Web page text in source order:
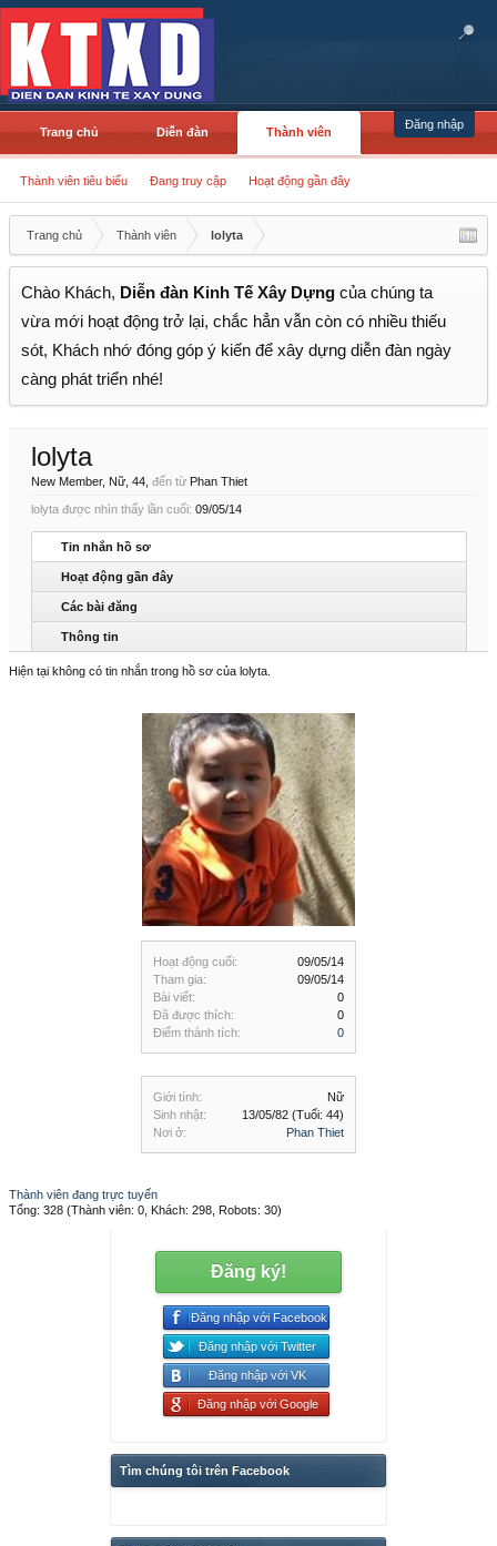
Đăng nhập
Trang chủ Diễn đàn Thành viên
Thành viên tiêu biểu Đang truy cập Hoạt động gần đây
Trang chủ Thành viên lolyta
Chào Khách, Diễn đàn Kinh Tế Xây Dựng của chúng ta
vừa mới hoạt động trở lại, chắc hẳn vẫn còn có nhiều thiếu
sót, Khách nhớ đóng góp ý kiến để xây dựng diễn đàn ngày
càng phát triển nhé!
Hoạt động cuối:
09/05/14
Tham gia:
09/05/14
Bài viết:
0
Đã được thích:
0
Điểm thành tích:
0
Giới tính:
Nữ
Sinh nhật:
13/05/82 (Tuổi: 44)
Nơi ở:
Phan Thiet
lolyta
New Member, Nữ, 44, đến từ Phan Thiet
lolyta được nhìn thấy lần cuối: 09/05/14
Tin nhắn hồ sơ
Hoạt động gần đây
Các bài đăng
Thông tin
Hiện tại không có tin nhắn trong hồ sơ của lolyta.
Thành viên đang trực tuyến
Tổng: 328 (Thành viên: 0, Khách: 298, Robots: 30)
Đăng ký!
Đăng nhập với Facebook
Đăng nhập với Twitter
Đăng nhập với VK
Đăng nhập với Google
Tìm chúng tôi trên Facebook